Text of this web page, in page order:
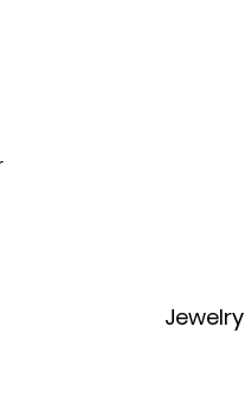
Jewelry